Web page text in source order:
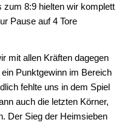
8:9 hielten wir komplett
Pause auf 4 Tore
mit allen Kräften dagegen
Punktgewinn im Bereich
fehlte uns in dem Spiel
auch die letzten Körner,
Der Sieg der Heimsieben